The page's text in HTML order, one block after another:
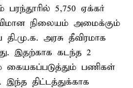
பரந்தூரில் 5,750 ஏக்கர்
விமான நிலையம் அமைக்கும்
அரசு தீவிரமாக
இதற்காக கடந்த 2
பணிகள்
திட்டத்துக்காக